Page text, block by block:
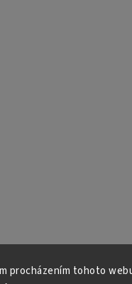
procházením tohoto